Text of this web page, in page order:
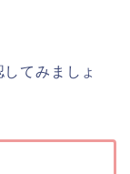
てみましょ